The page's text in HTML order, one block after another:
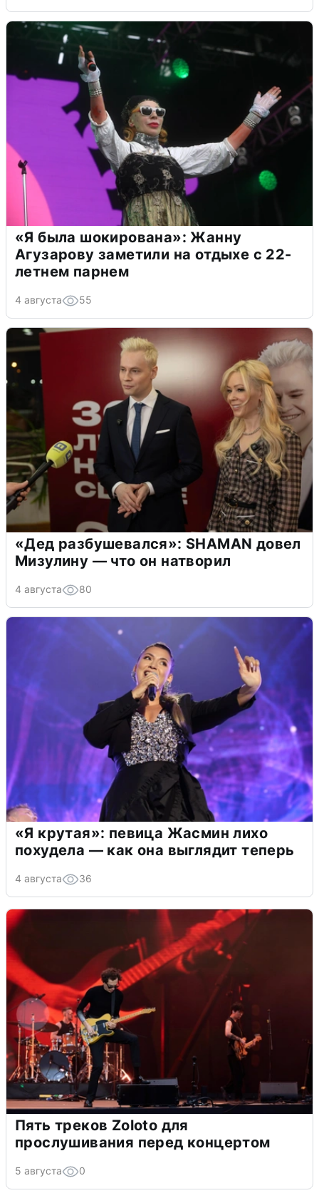
«Я была шокирована»: Жанну
Агузарову заметили на отдыхе с 22-
летнем парнем
4 августа 55
«Дед разбушевался»: SHAMAN довел
Мизулину — что он натворил
4 августа 80
«Я крутая»: певица Жасмин лихо
похудела — как она выглядит теперь
4 августа 36
Пять треков Zoloto для
прослушивания перед концертом
5 августа 0